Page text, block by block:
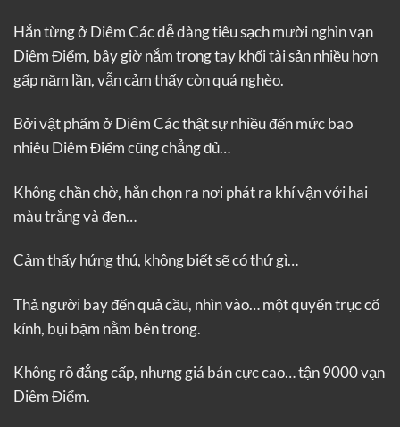
Hắn từng ở Diêm Các dễ dàng tiêu sạch mười nghìn vạn
Diêm Điểm, bây giờ nắm trong tay khối tài sản nhiều hơn
gấp năm lần, vẫn cảm thấy còn quá nghèo.
Bởi vật phẩm ở Diêm Các thật sự nhiều đến mức bao
nhiêu Diêm Điểm cũng chẳng đủ…
Không chần chờ, hắn chọn ra nơi phát ra khí vận với hai
màu trắng và đen…
Cảm thấy hứng thú, không biết sẽ có thứ gì…
Thả người bay đến quả cầu, nhìn vào… một quyển trục cổ
kính, bụi bặm nằm bên trong.
Không rõ đẳng cấp, nhưng giá bán cực cao… tận 9000 vạn
Diêm Điểm.